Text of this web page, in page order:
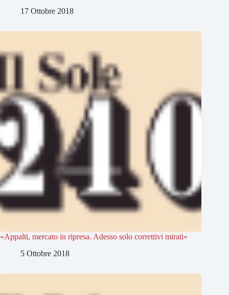
17 Ottobre 2018
«Appalti, mercato in ripresa. Adesso solo correttivi mirati»
5 Ottobre 2018